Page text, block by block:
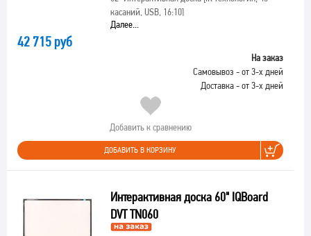
касаний, USB, 16:10]
Далее...
42 715 руб
На заказ
Самовывоз - от 3-х дней
Доставка - от 3-х дней
Добавить к сравнению
ДОБАВИТЬ В КОРЗИНУ
Интерактивная доска 60" IQBoard
DVT TN060